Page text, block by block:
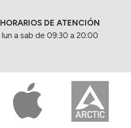
HORARIOS DE ATENCIÓN
lun a sab de 09:30 a 20:00